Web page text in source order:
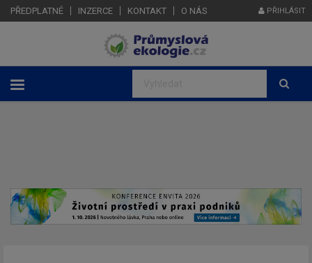
PŘEDPLATNÉ INZERCE KONTAKT O NÁS PŘIHLÁSIT